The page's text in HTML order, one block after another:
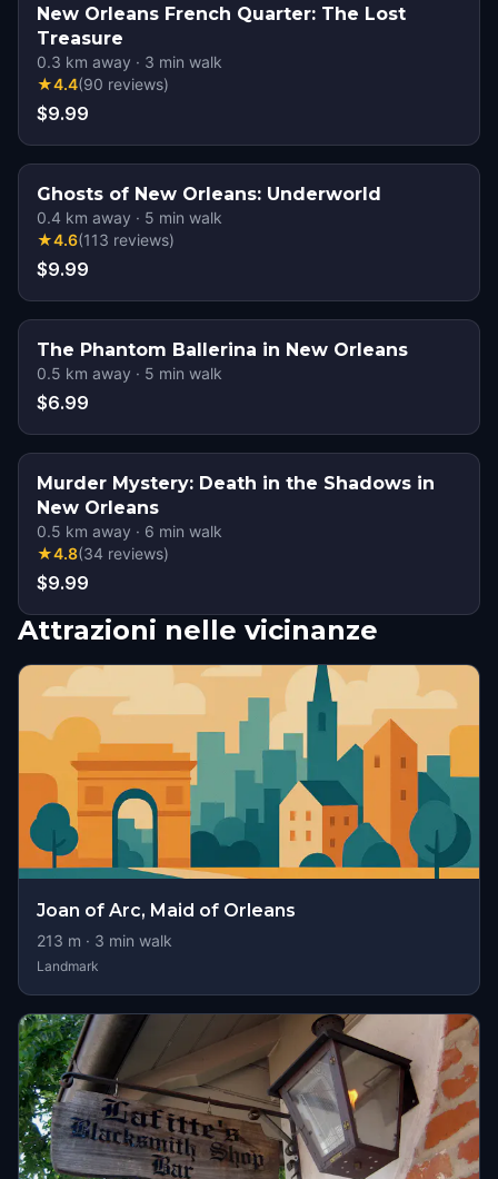
New Orleans French Quarter: The Lost
Treasure
0.3 km away · 3 min walk
★4.4(90 reviews)
$9.99
Ghosts of New Orleans: Underworld
0.4 km away · 5 min walk
★4.6(113 reviews)
$9.99
The Phantom Ballerina in New Orleans
0.5 km away · 5 min walk
$6.99
Murder Mystery: Death in the Shadows in
New Orleans
0.5 km away · 6 min walk
★4.8(34 reviews)
$9.99
Attrazioni nelle vicinanze
Joan of Arc, Maid of Orleans
213 m · 3 min walk
Landmark